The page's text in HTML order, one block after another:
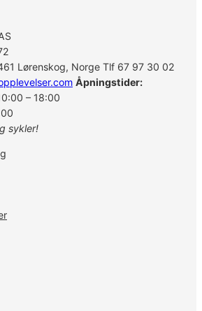
Lørenskog, Norge Tlf 67 97 30 02
Åpningstider:
– 18:00
sykler!